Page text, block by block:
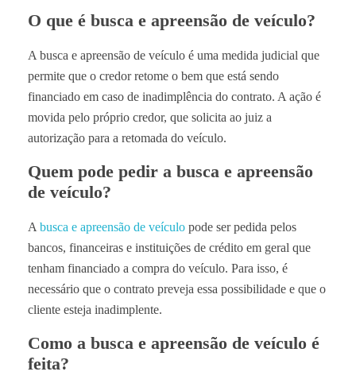
O que é busca e apreensão de veículo?
A busca e apreensão de veículo é uma medida judicial que
permite que o credor retome o bem que está sendo
financiado em caso de inadimplência do contrato. A ação é
movida pelo próprio credor, que solicita ao juiz a
autorização para a retomada do veículo.
Quem pode pedir a busca e apreensão
de veículo?
A busca e apreensão de veículo pode ser pedida pelos
bancos, financeiras e instituições de crédito em geral que
tenham financiado a compra do veículo. Para isso, é
necessário que o contrato preveja essa possibilidade e que o
cliente esteja inadimplente.
Como a busca e apreensão de veículo é
feita?